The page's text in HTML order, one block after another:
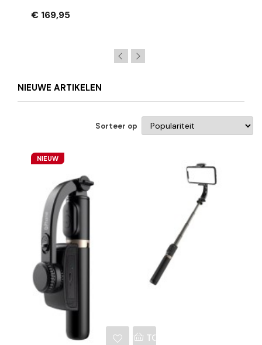
LED
€ 169,95
NIEUWE ARTIKELEN
Sorteer op
NIEUW
TOEVOEGEN AAN